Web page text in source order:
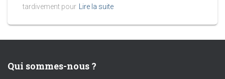
tardivement pour
Lire la suite
Qui sommes-nous ?